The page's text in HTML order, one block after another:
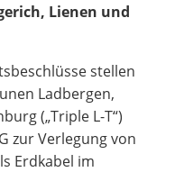
Lienen und
stellen
Ladbergen,
(„Triple L-T“)
zur Verlegung von
Erdkabel im